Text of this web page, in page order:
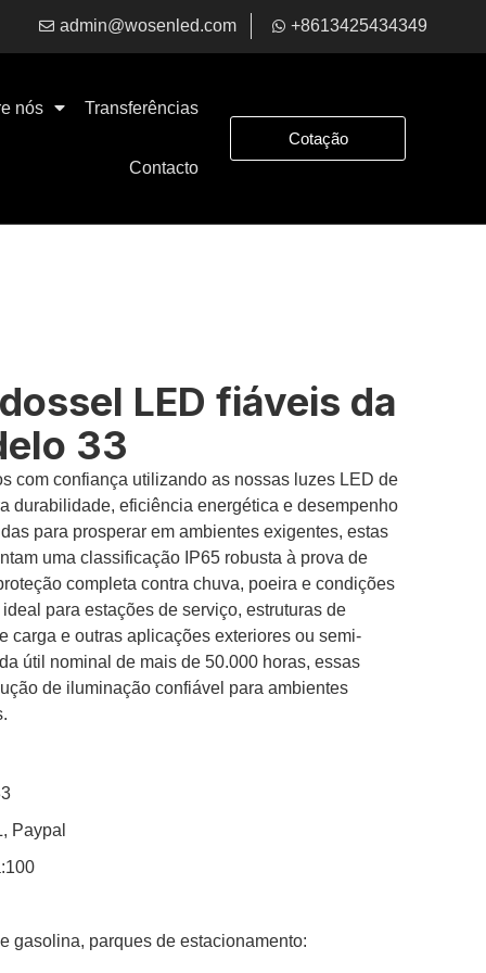
admin@wosenled.com +8613425434349
nós Transferências
Contacto
Cotação
LED fiáveis da
33
com confiança utilizando as nossas luzes LED de
durabilidade, eficiência energética e desempenho
para prosperar em ambientes exigentes, estas
uma classificação IP65 robusta à prova de
completa contra chuva, poeira e condições
para estações de serviço, estruturas de
carga e outras aplicações exteriores ou semi-
útil nominal de mais de 50.000 horas, essas
de iluminação confiável para ambientes
Paypal
gasolina, parques de estacionamento: